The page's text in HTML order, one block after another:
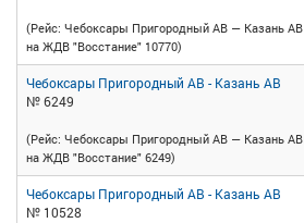
(Рейс: Чебоксары Пригородный АВ — Казань АВ
на ЖДВ "Восстание" 10770)
Чебоксары Пригородный АВ - Казань АВ
№ 6249
(Рейс: Чебоксары Пригородный АВ — Казань АВ
на ЖДВ "Восстание" 6249)
Чебоксары Пригородный АВ - Казань АВ
№ 10528